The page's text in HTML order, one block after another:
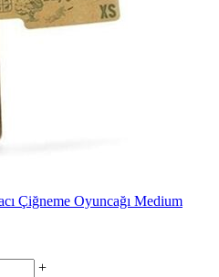
Çiğneme Oyuncağı Medium
+